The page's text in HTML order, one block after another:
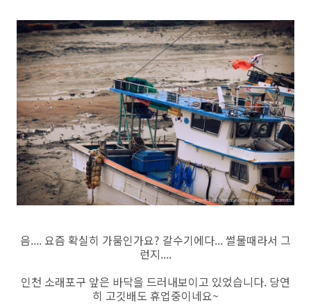
음.... 요즘 확실히 가뭄인가요? 갈수기에다... 썰물때라서 그
런지....
인천 소래포구 앞은 바닥을 드러내보이고 있었습니다. 당연
히 고깃배도 휴업중이네요~